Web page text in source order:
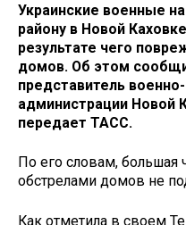
Украинские военные
району в Новой
результате чего
домов. Об этом
представитель
администрации Новой
передает ТАСС.
По его словам, большая
обстрелами домов не
Как отметила в своем